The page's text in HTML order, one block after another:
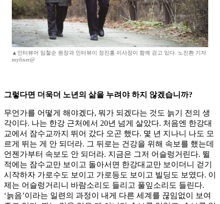
▲인터뷰어 임철순 원장과 인터뷰이 정진홍 이사장이 함께 걷고 있다. 노진환 기자
myfixer@
그렇다면 더욱더 노년의 삶을 누려야 하지 않겠습니까?
무언가를 어떻게 해야겠다, 뭐가 되겠다는 것도 늙기 전의 생
각이다. 나는 한강 근처에서 20년 넘게 살았다. 처음엔 한강대
교에서 잠수교까지 뛰어 갔다 오곤 했다. 몇 년 지나니 나도 모
르게 뛰는 게 안 되더라. 그 뒤로는 건강을 위해 속보를 했는데
언젠가부터 속보도 안 되더라. 지금은 그저 어슬렁거린다. 뛸
적에는 잠수교만 보이고 돌아서면 한강대교만 보이더니 걷기
시작하자 가로수도 보이고 가로등도 보이고 빌딩도 보였다. 이
제는 어슬렁거리니 바람소리도 들리고 풀잎소리도 들린다.
‘늙음’이라는 일련의 과정이 내게 다른 세계를 끊임없이 보여